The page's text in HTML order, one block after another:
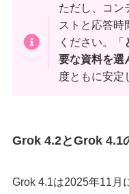
ただし、コン
ストと応答時
ください。「
要な資料を選
度ともに安定
Grok 4.2とGrok 4.1
Grok 4.1は2025年11月